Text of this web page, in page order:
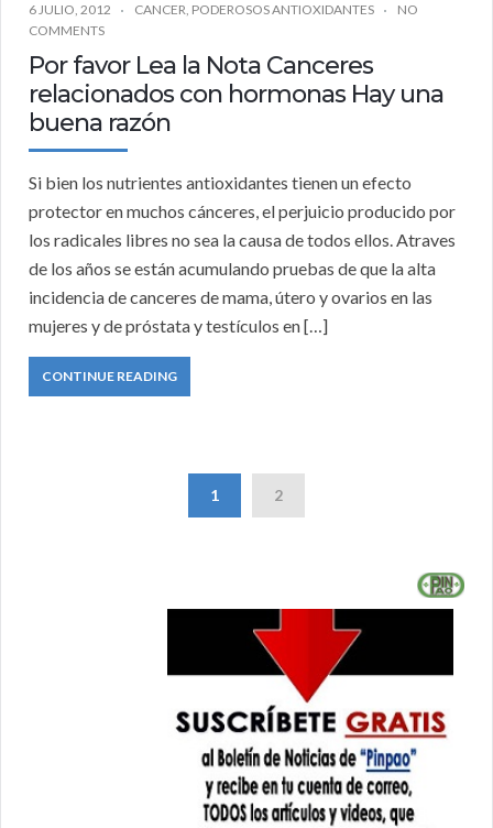
6 JULIO, 2012 CANCER, PODEROSOS ANTIOXIDANTES
NO
COMMENTS
Por favor Lea la Nota Canceres
relacionados con hormonas Hay una
buena razón
Si bien los nutrientes antioxidantes tienen un efecto
protector en muchos cánceres, el perjuicio producido por
los radicales libres no sea la causa de todos ellos. Atraves
de los años se están acumulando pruebas de que la alta
incidencia de canceres de mama, útero y ovarios en las
mujeres y de próstata y testículos en […]
CONTINUE READING
1 2